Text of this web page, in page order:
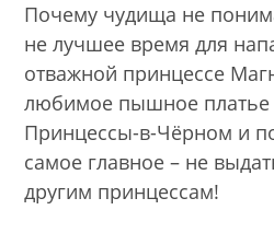
Почему чудища не
не лучшее время для
отважной принцессе
любимое пышное платье
Принцессы-в-Чёрном и
самое главное – не
другим принцессам!